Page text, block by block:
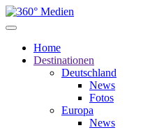
Home
Destinationen
Deutschland
News
Fotos
Europa
News